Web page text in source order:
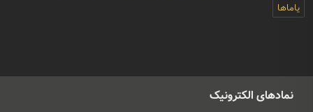
یاماها
نمادهای الکترونیک